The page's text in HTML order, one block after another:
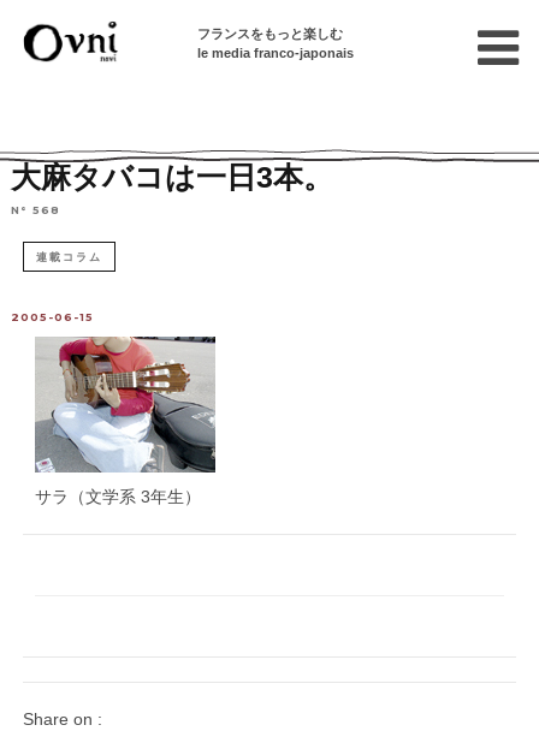
フランスをもっと楽しむ
le media franco-japonais
大麻タバコは一日3本。
N° 568
連載コラム
2005-06-15
サラ（文学系 3年生）
Share on :